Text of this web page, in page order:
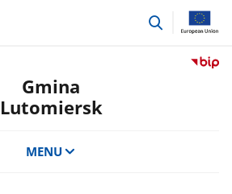
przejdź
Przejdź
Gmina
Lutomiersk
MENU